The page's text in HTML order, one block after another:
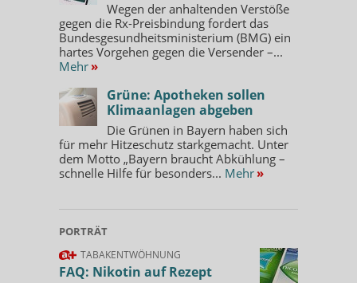
Wegen der anhaltenden Verstöße
gegen die Rx-Preisbindung fordert das
Bundesgesundheitsministerium (BMG) ein
hartes Vorgehen gegen die Versender –...
Mehr »
Grüne: Apotheken sollen
Klimaanlagen abgeben
Die Grünen in Bayern haben sich
für mehr Hitzeschutz starkgemacht. Unter
dem Motto „Bayern braucht Abkühlung –
schnelle Hilfe für besonders... Mehr »
PORTRÄT
TABAKENTWÖHNUNG
FAQ: Nikotin auf Rezept